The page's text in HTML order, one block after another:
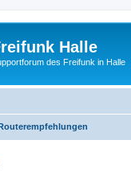
Halle
des Freifunk in Halle